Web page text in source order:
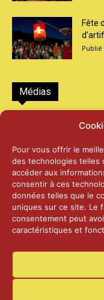
Pour vous offrir le
des technologies telles
accéder aux
consentir à ces
données telles que le
uniques sur ce site. Le
consentement peut
caractéristiques et
Fête
Médias
2026
2025